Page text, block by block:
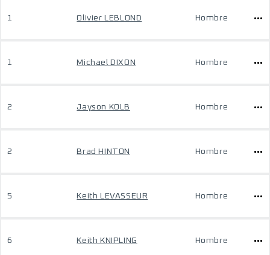
1 Olivier LEBLOND Hombre
1 Michael DIXON Hombre
2 Jayson KOLB Hombre
2 Brad HINTON Hombre
5 Keith LEVASSEUR Hombre
6 Keith KNIPLING Hombre